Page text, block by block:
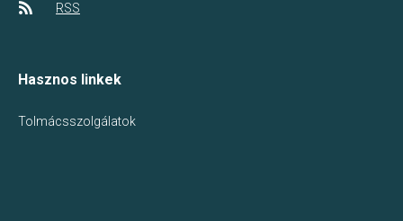
RSS
Hasznos linkek
Tolmácsszolgálatok